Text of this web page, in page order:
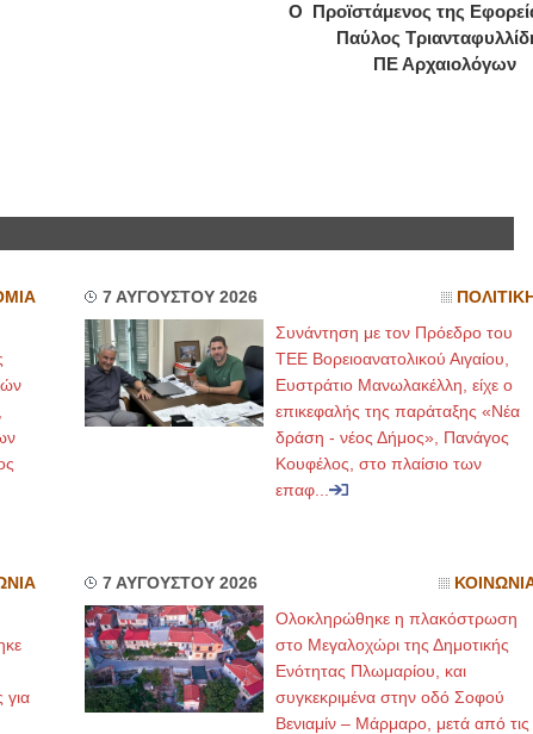
Ο Προϊστάμενος της
Παύλος
ΠΕ Αρχαιολόγων
7 ΑΥΓΟΥΣΤΟΥ 2026 ΠΟΛΙΤΙΚΗ
Συνάντηση με τον Πρόεδρο του
ΤΕΕ Βορειοανατολικού Αιγαίου,
Ευστράτιο Μανωλακέλλη, είχε ο
επικεφαλής της παράταξης «Νέα
δράση - νέος Δήμος», Πανάγος
Κουφέλος, στο πλαίσιο των
επαφ...
για
7 ΑΥΓΟΥΣΤΟΥ 2026
Ολοκληρώθηκε η πλακόστρωση
στο Μεγαλοχώρι της Δημοτικής
Ενότητας Πλωμαρίου, και
συγκεκριμένα στην οδό Σοφού
Βενιαμίν – Μάρμαρο, μετά από τις